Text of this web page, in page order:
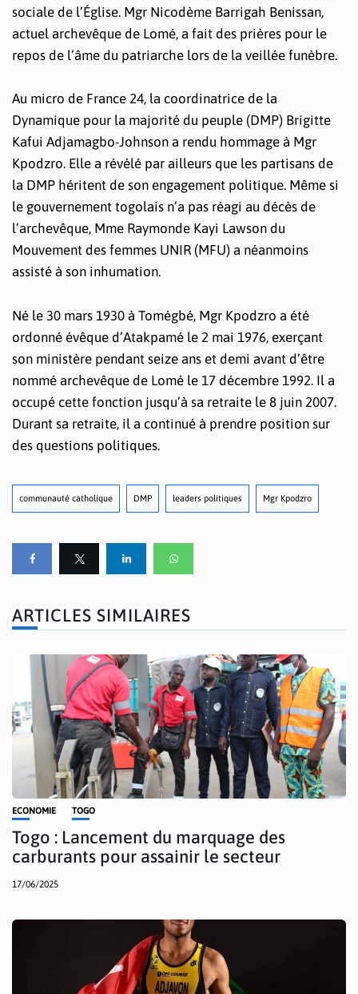
sociale de l’Église. Mgr Nicodème Barrigah Benissan,
actuel archevêque de Lomé, a fait des prières pour le
repos de l’âme du patriarche lors de la veillée funèbre.
Au micro de France 24, la coordinatrice de la
Dynamique pour la majorité du peuple (DMP) Brigitte
Kafui Adjamagbo-Johnson a rendu hommage à Mgr
Kpodzro. Elle a révélé par ailleurs que les partisans de
la DMP héritent de son engagement politique. Même si
le gouvernement togolais n’a pas réagi au décès de
l’archevêque, Mme Raymonde Kayi Lawson du
Mouvement des femmes UNIR (MFU) a néanmoins
assisté à son inhumation.
Né le 30 mars 1930 à Tomégbé, Mgr Kpodzro a été
ordonné évêque d’Atakpamé le 2 mai 1976, exerçant
son ministère pendant seize ans et demi avant d’être
nommé archevêque de Lomé le 17 décembre 1992. Il a
occupé cette fonction jusqu’à sa retraite le 8 juin 2007.
Durant sa retraite, il a continué à prendre position sur
des questions politiques.
communauté catholique DMP leaders politiques Mgr Kpodzro
ARTICLES SIMILAIRES
ECONOMIE TOGO
Togo : Lancement du marquage des
carburants pour assainir le secteur
17/06/2025